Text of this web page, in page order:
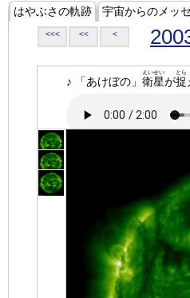
はやぶさの軌跡 宇宙からのメッ
<<< << <
♪ 「あけぼの」 衛星
えいせい
が捉
とら